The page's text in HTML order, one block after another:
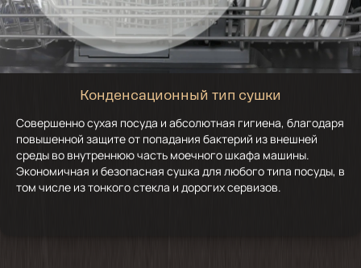
Конденсационный тип сушки
Совершенно сухая посуда и абсолютная гигиена, благодаря
повышенной защите от попадания бактерий из внешней
среды во внутреннюю часть моечного шкафа машины.
Экономичная и безопасная сушка для любого типа посуды, в
том числе из тонкого стекла и дорогих сервизов.